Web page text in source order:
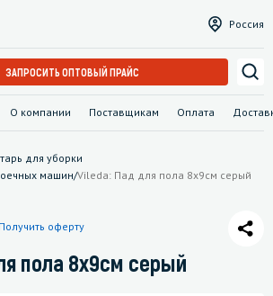
О компании Поставщикам Оплата
Россия
ЗАПРОСИТЬ ОПТОВЫЙ ПРАЙС
для уборки
машин/Vileda: Пад для пола 8х9см серый
Получить оферту
пола 8х9см серый